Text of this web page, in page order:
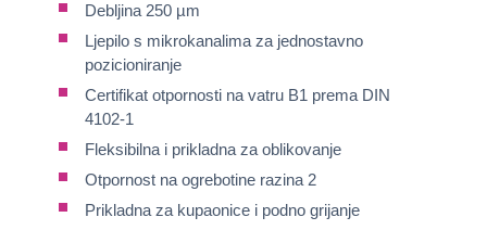
Debljina 250 µm
Ljepilo s mikrokanalima za jednostavno
pozicioniranje
Certifikat otpornosti na vatru B1 prema DIN
4102-1
Fleksibilna i prikladna za oblikovanje
Otpornost na ogrebotine razina 2
Prikladna za kupaonice i podno grijanje